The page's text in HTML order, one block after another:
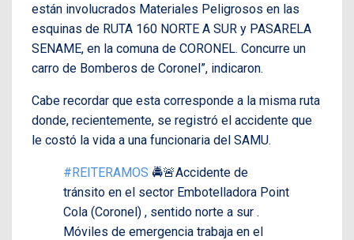
están involucrados Materiales Peligrosos en las
esquinas de RUTA 160 NORTE A SUR y PASARELA
SENAME, en la comuna de CORONEL. Concurre un
carro de Bomberos de Coronel”, indicaron.
Cabe recordar que esta corresponde a la misma ruta
donde, recientemente, se registró el accidente que
le costó la vida a una funcionaria del SAMU.
#REITERAMOS 🚔🚨Accidente de
tránsito en el sector Embotelladora Point
Cola (Coronel) , sentido norte a sur .
Móviles de emergencia trabaja en el